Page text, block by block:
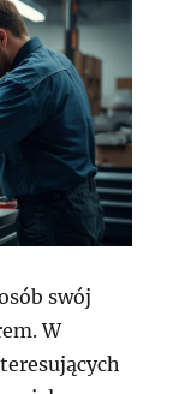
swój
W